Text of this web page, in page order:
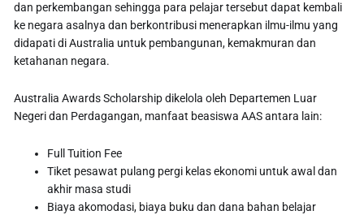
dan perkembangan sehingga para pelajar tersebut dapat kembali
ke negara asalnya dan berkontribusi menerapkan ilmu-ilmu yang
didapati di Australia untuk pembangunan, kemakmuran dan
ketahanan negara.
Australia Awards Scholarship dikelola oleh Departemen Luar
Negeri dan Perdagangan, manfaat beasiswa AAS antara lain:
Full Tuition Fee
Tiket pesawat pulang pergi kelas ekonomi untuk awal dan
akhir masa studi
Biaya akomodasi, biaya buku dan dana bahan belajar